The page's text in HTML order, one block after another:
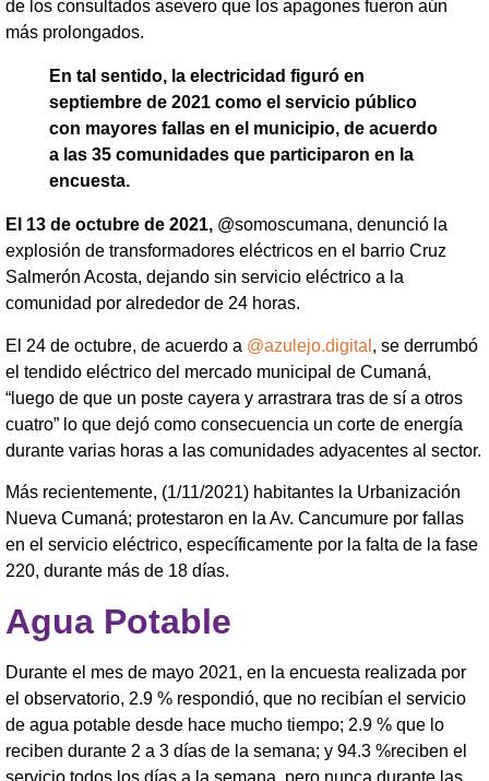
de los consultados asevero que los apagones fueron aún
más prolongados.
En tal sentido, la electricidad figuró en
septiembre de 2021 como el servicio público
con mayores fallas en el municipio, de acuerdo
a las 35 comunidades que participaron en la
encuesta.
El 13 de octubre de 2021, @somoscumana, denunció la
explosión de transformadores eléctricos en el barrio Cruz
Salmerón Acosta, dejando sin servicio eléctrico a la
comunidad por alrededor de 24 horas.
El 24 de octubre, de acuerdo a @azulejo.digital , se derrumbó
el tendido eléctrico del mercado municipal de Cumaná,
“luego de que un poste cayera y arrastrara tras de sí a otros
cuatro” lo que dejó como consecuencia un corte de energía
durante varias horas a las comunidades adyacentes al sector.
Más recientemente, (1/11/2021) habitantes la Urbanización
Nueva Cumaná; protestaron en la Av. Cancumure por fallas
en el servicio eléctrico, específicamente por la falta de la fase
220, durante más de 18 días.
Agua Potable
Durante el mes de mayo 2021, en la encuesta realizada por
el observatorio, 2.9 % respondió, que no recibían el servicio
de agua potable desde hace mucho tiempo; 2.9 % que lo
reciben durante 2 a 3 días de la semana; y 94.3 %reciben el
servicio todos los días a la semana, pero nunca durante las